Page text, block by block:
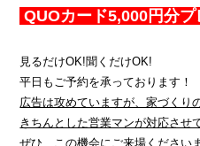
QUOカード5,000円分プ
見るだけOK!聞くだけOK!
平日もご予約を承っております！
広告は攻めていますが、家づくり
きちんとした営業マンが対応させ
ぜひ、この機会にご来場ください